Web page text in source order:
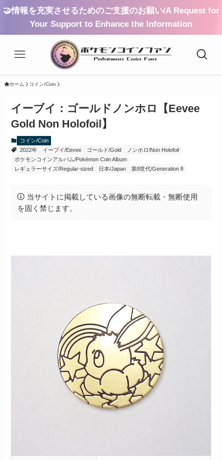
🤝情報を充実させるためのご支援のお願い/A Request for
Your Support to Enhance the Information
ホーム コイン/Coin
イーブイ：ゴールドノンホロ【Eevee
Gold Non Holofoil】
コイン/Coin
2022年
イーブイ/Eevee ゴールド/Gold
ノンホロ/Non Holofoil
ポケモンコインアルバム/Pokémon Coin Album
レギュラーサイズ/Regular-sized
日本/Japan 第8世代/Generation 8
当サイトに掲載している画像の無断転載・無断使用
を固く禁じます。